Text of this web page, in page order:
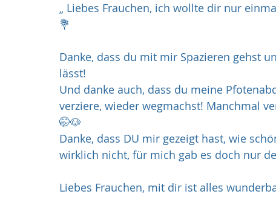
„ Liebes Frauchen, ich wollte dir nur
💐
Danke, dass du mit mir Spazieren gehst
lässt!
Und danke auch, dass du meine
verziere, wieder wegmachst! Manchmal
🤭🐶
Danke, dass DU mir gezeigt hast, wie
wirklich nicht, für mich gab es doch nur
Liebes Frauchen, mit dir ist alles